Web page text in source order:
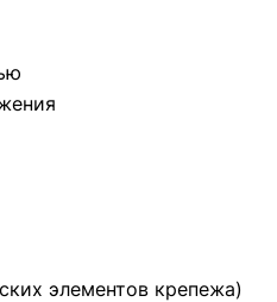
элементов крепежа)